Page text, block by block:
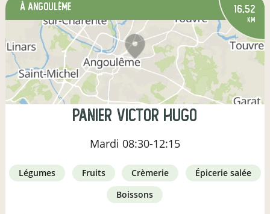
à Angoulême 16,52
km
Panier Victor Hugo
Mardi 08:30-12:15
légumes fruits crèmerie
épicerie salée
boissons